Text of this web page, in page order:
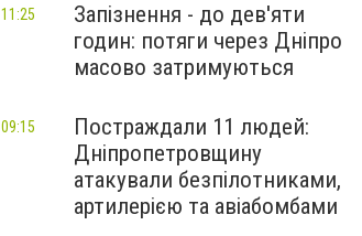
Запізнення - до дев'яти
годин: потяги через Дніпро
масово затримуються
11:25
Постраждали 11 людей:
Дніпропетровщину
атакували безпілотниками,
артилерією та авіабомбами
09:15